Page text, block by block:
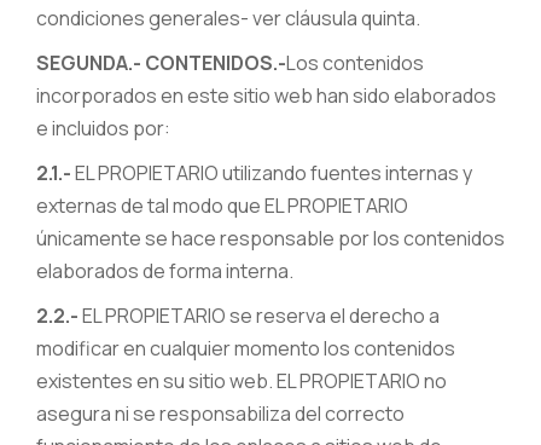
condiciones generales- ver cláusula quinta.
SEGUNDA.- CONTENIDOS.-Los contenidos
incorporados en este sitio web han sido elaborados
e incluidos por:
2.1.-EL PROPIETARIO utilizando fuentes internas y
externas de tal modo que EL PROPIETARIO
únicamente se hace responsable por los contenidos
elaborados de forma interna.
2.2.-EL PROPIETARIO se reserva el derecho a
modificar en cualquier momento los contenidos
existentes en su sitio web. EL PROPIETARIO no
asegura ni se responsabiliza del correcto